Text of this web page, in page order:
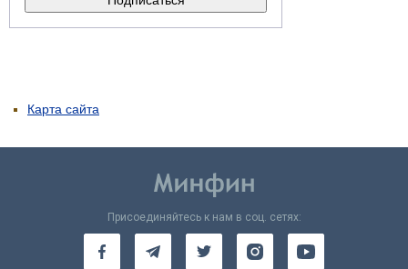
Карта сайта
Присоединяйтесь к нам в соц. сетях: